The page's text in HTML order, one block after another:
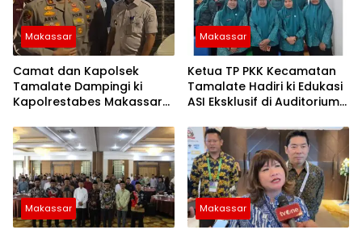
Makassar
Camat dan Kapolsek
Tamalate Dampingi ki
Kapolrestabes Makassar
Sembako di Bontoduri
Makassar
Ketua TP PKK Kecamatan
Tamalate Hadiri ki Edukasi
ASI Eksklusif di Auditorium
Makassar Makassar